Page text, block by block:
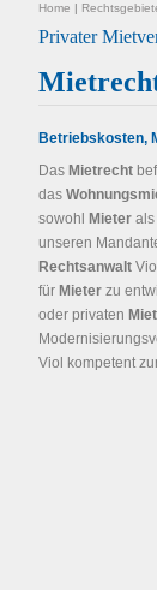
Home |
Privater
Betriebskosten,
Das Mietrecht
das
sowohl
Mieter als
unseren
Rechtsanwalt
für Mieter zu
oder privaten
Viol kompetent